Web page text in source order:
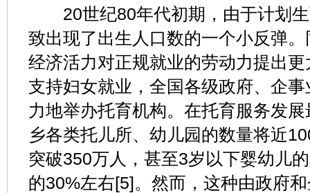
20世纪80年代初期，由于计划生
致出现了出生人口数的一个小反弹
经济活力对正规就业的劳动力提出
支持妇女就业，全国各级政府、企
力地举办托育机构。在托育服务发
乡各类托儿所、幼儿园的数量将近
突破350万人，甚至3岁以下婴幼儿
的30%左右[5]。然而，这种由政府